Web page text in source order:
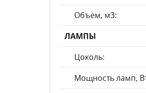
Объем, м3:
ЛАМПЫ
Цоколь:
Мощность ламп,